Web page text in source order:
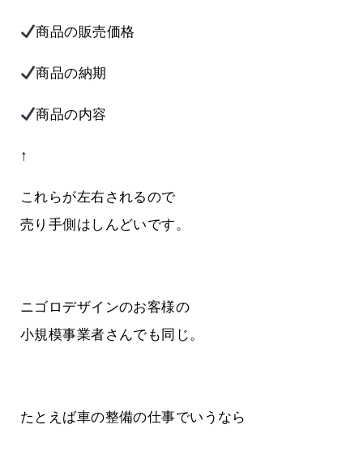
商品の販売価格
商品の納期
商品の内容
↑
これらが左右されるので
売り手側はしんどいです。
ニゴロデザインのお客様の
小規模事業者さんでも同じ。
たとえば車の整備の仕事でいうなら